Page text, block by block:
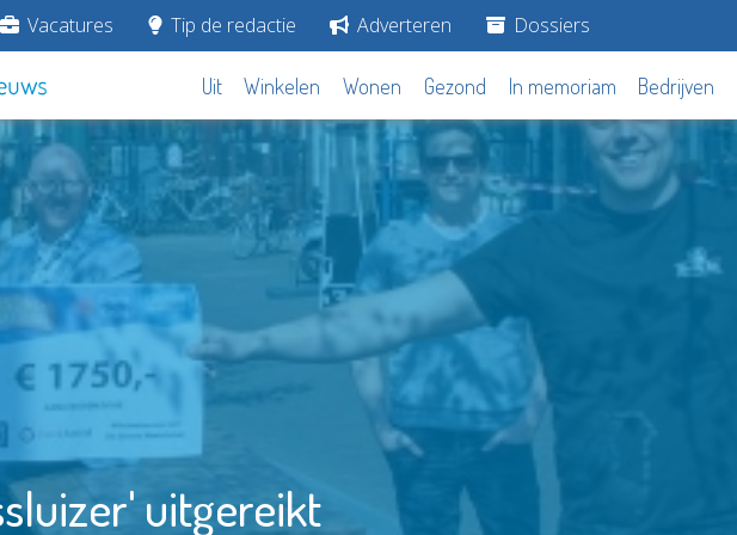
Vacatures Tip de redactie Adverteren Dossiers
Uit Winkelen Wonen Gezond In memoriam Bedrijven
uitgereikt